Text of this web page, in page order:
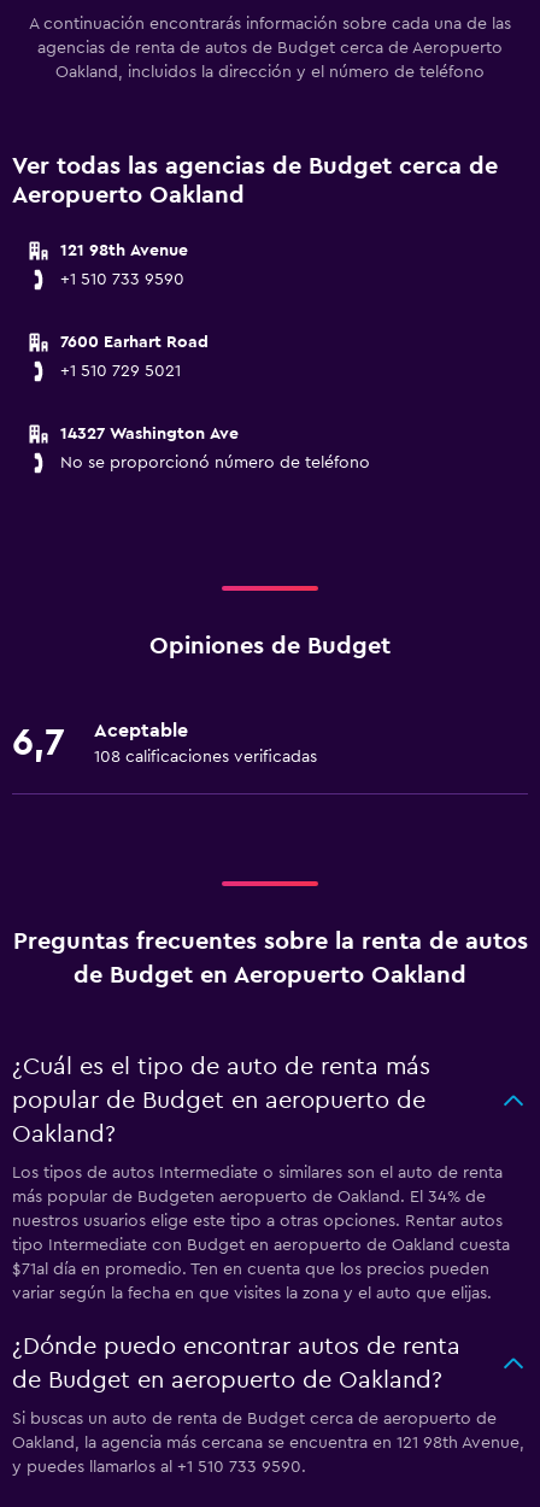
A continuación encontrarás información sobre cada una de las
agencias de renta de autos de Budget cerca de Aeropuerto
Oakland, incluidos la dirección y el número de teléfono
Ver todas las agencias de Budget cerca de
Aeropuerto Oakland
121 98th Avenue
+1 510 733 9590
7600 Earhart Road
+1 510 729 5021
14327 Washington Ave
No se proporcionó número de teléfono
Opiniones de Budget
6,7 Aceptable
108 calificaciones verificadas
Preguntas frecuentes sobre la renta de autos
de Budget en Aeropuerto Oakland
¿Cuál es el tipo de auto de renta más
popular de Budget en aeropuerto de
Oakland?
Los tipos de autos Intermediate o similares son el auto de renta
más popular de Budgeten aeropuerto de Oakland. El 34% de
nuestros usuarios elige este tipo a otras opciones. Rentar autos
tipo Intermediate con Budget en aeropuerto de Oakland cuesta
$71al día en promedio. Ten en cuenta que los precios pueden
variar según la fecha en que visites la zona y el auto que elijas.
¿Dónde puedo encontrar autos de renta
de Budget en aeropuerto de Oakland?
Si buscas un auto de renta de Budget cerca de aeropuerto de
Oakland, la agencia más cercana se encuentra en 121 98th Avenue,
y puedes llamarlos al +1 510 733 9590.